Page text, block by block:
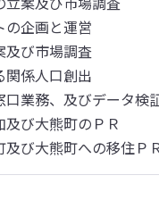
の企画と運営
及び市場調査
関係人口創出
口業務、及びデータ検
及び大熊町のＰＲ
び大熊町への移住Ｐ